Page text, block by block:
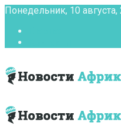
Понедельник, 10 августа,